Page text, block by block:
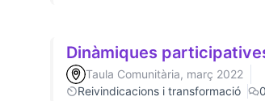
Dinàmiques
Taula Comunitària, març 2022
Reivindicacions i transformació
0